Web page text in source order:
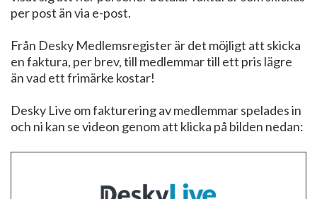
per post än via e-post.
Från Desky Medlemsregister är det möjligt att skicka
en faktura, per brev, till medlemmar till ett pris lägre
än vad ett frimärke kostar!
Desky Live om fakturering av medlemmar spelades in
och ni kan se videon genom att klicka på bilden nedan: